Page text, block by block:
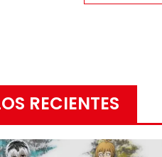
RECIENTES